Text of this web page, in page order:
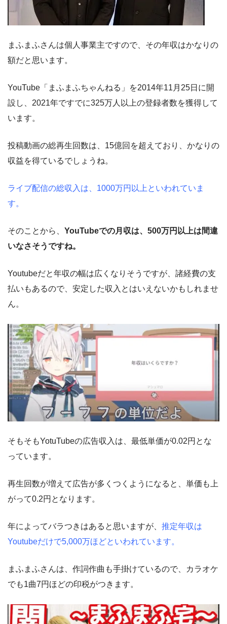
まふまふさんは個人事業主ですので、その年収はかなりの
額だと思います。
YouTube「まふまふちゃんねる」を2014年11月25日に開
設し、2021年ですでに325万人以上の登録者数を獲得して
います。
投稿動画の総再生回数は、15億回を超えており、かなりの
収益を得ているでしょうね。
ライブ配信の総収入は、1000万円以上といわれていま
す。
そのことから、 YouTubeでの月収は、500万円以上は間違
いなさそうですね。
Youtubeだと年収の幅は広くなりそうですが、諸経費の支
払いもあるので、安定した収入とはいえないかもしれませ
ん。
そもそもYotuTubeの広告収入は、最低単価が0.02円とな
っています。
再生回数が増えて広告が多くつくようになると、単価も上
がって0.2円となります。
年によってバラつきはあると思いますが、 推定年収は
Youtubeだけで5,000万ほどといわれています。
まふまふさんは、作詞作曲も手掛けているので、カラオケ
でも1曲7円ほどの印税がつきます。